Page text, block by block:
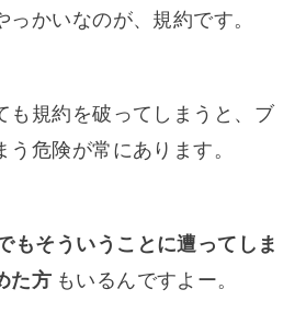
かいなのが、規約です。
も規約を破ってしまうと、ブ
う危険が常にあります。
もそういうことに遭ってしま
た方 もいるんですよー。